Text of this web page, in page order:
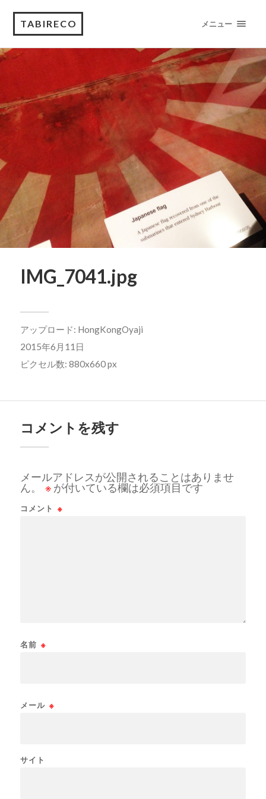
TABIRECO メニュー
IMG_7041.jpg
アップロード: HongKongOyaji
2015年6月11日
ピクセル数: 880x660 px
コメントを残す
メールアドレスが公開されることはありませ
ん。
※ が付いている欄は必須項目です
コメント ※
名前 ※
メール ※
サイト